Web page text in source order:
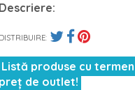
Listă produse cu
de outlet!